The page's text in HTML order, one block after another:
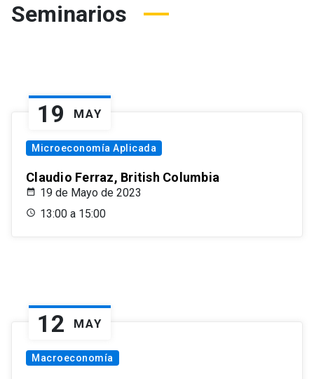
Seminarios
19 MAY
Microeconomía Aplicada
Claudio Ferraz, British Columbia
19 de Mayo de 2023
13:00 a 15:00
12 MAY
Macroeconomía